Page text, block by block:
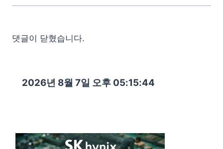
댓글이 닫혔습니다.
2026년 8월 7일 오후 05:15:46